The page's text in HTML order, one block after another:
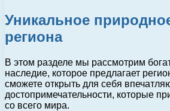
Уникальное
региона
В этом разделе мы рассмотрим
наследие, которое предлагает
сможете открыть для себя
достопримечательности, которые
со всего мира.